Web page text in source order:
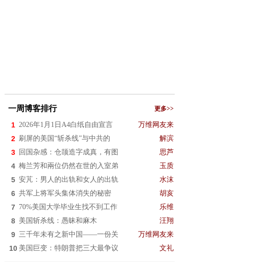
一周博客排行 更多>>
1 2026年1月1日A4白纸自由宣言 万维网友来
2 刷屏的美国“斩杀线”与中共的 解滨
3 回国杂感：仓颉造字成真，有图 思芦
4 梅兰芳和兩位仍然在世的入室弟 玉质
5 安芃：男人的出轨和女人的出轨 水沫
6 共军上将军头集体消失的秘密 胡亥
7 70%美国大学毕业生找不到工作 乐维
8 美国斩杀线：愚昧和麻木 汪翔
9 三千年未有之新中国——一份关 万维网友来
10 美国巨变：特朗普把三大最争议 文礼